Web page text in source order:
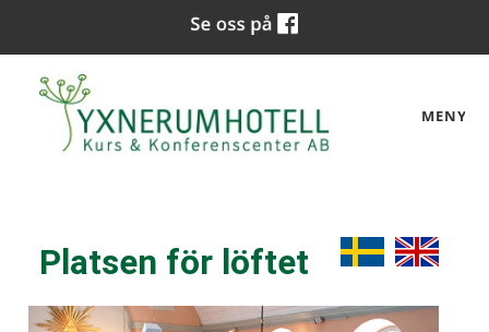
MENY
Platsen för löftet